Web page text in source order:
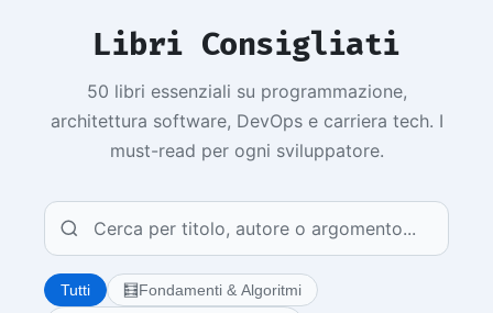
Libri Consigliati
50 libri essenziali su programmazione,
architettura software, DevOps e carriera tech. I
must-read per ogni sviluppatore.
Tutti 🧮Fondamenti & Algoritmi